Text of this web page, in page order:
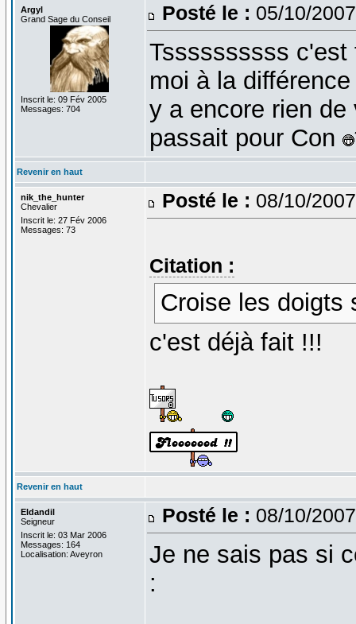
Argyl
Grand Sage du Conseil
Inscrit le: 09 Fév 2005
Messages: 704
Posté le : 05/10/
Tssssssssss c'est
moi à la
y a encore rien
passait pour Con
Revenir en haut
nik_the_hunter
Chevalier
Inscrit le: 27 Fév 2006
Messages: 73
Posté le : 08/10/
Citation :
Croise les doigts
c'est déjà fait !!!
Revenir en haut
Eldandil
Seigneur
Inscrit le: 03 Mar 2006
Messages: 164
Localisation: Aveyron
Posté le : 08/10/
Je ne sais pas si
: